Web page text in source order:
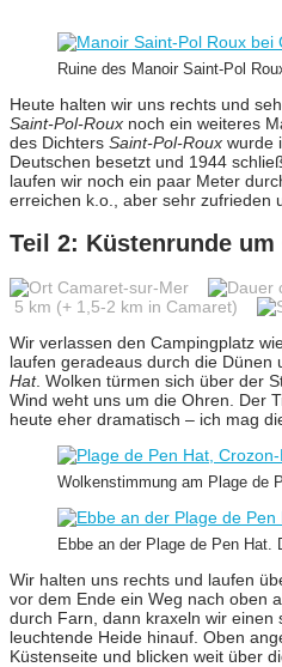
Ruine des Manoir Saint-Pol
Heute halten wir uns rechts und
Saint-Pol-Roux noch ein weiteres
des Dichters Saint-Pol-Roux wurde
Deutschen besetzt und 1944
laufen wir noch ein paar Meter
erreichen k.o., aber sehr zufrieden
Teil 2: Küstenrunde
Camaret-sur-Mer
5 km (+ 1,5-2 km in Camaret)
Wir verlassen den Campingplatz
laufen geradeaus durch die Dünen
Hat. Wolken türmen sich über der
Wind weht uns um die Ohren. Der
heute eher dramatisch – ich mag
Wolkenstimmung am Plage de
Ebbe an der Plage de Pen
Wir halten uns rechts und laufen
vor dem Ende ein Weg nach oben
durch Farn, dann kraxeln wir einen
leuchtende Heide hinauf. Oben
Küstenseite und blicken weit über